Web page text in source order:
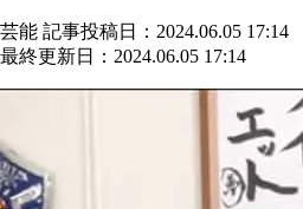
芸能 記事投稿日：2024.06.05 17:14
最終更新日：2024.06.05 17:14